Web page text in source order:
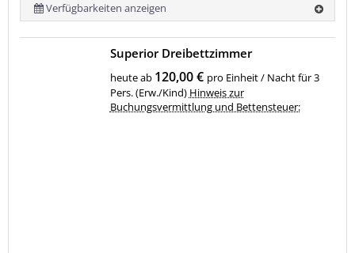
Verfügbarkeiten anzeigen
Superior Dreibettzimmer
heute ab 120,00 € pro Einheit / Nacht für 3
Pers. (Erw./Kind) Hinweis zur
Buchungsvermittlung und Bettensteuer: